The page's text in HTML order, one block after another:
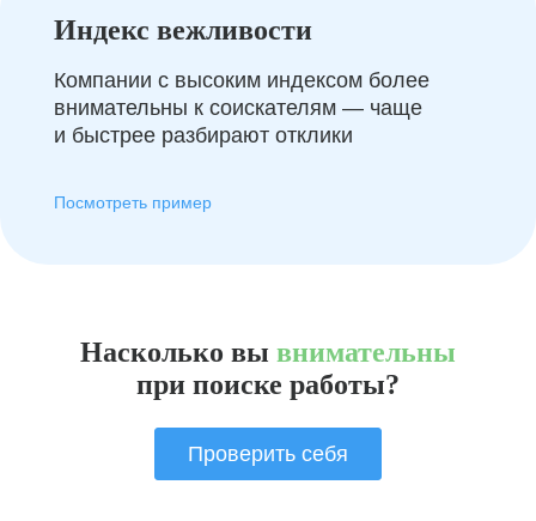
Индекс вежливости
Компании с высоким индексом более
внимательны к соискателям — чаще
и быстрее разбирают отклики
Посмотреть пример
Насколько вы внимательны
при поиске работы?
Проверить себя